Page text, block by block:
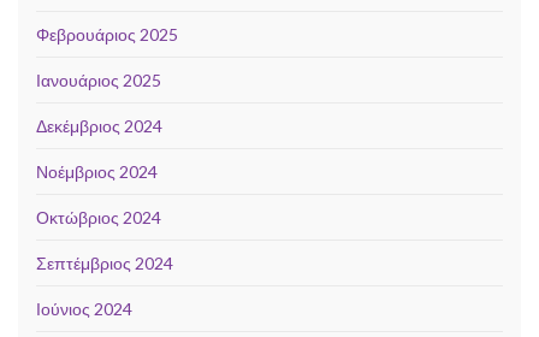
Φεβρουάριος 2025
Ιανουάριος 2025
Δεκέμβριος 2024
Νοέμβριος 2024
Οκτώβριος 2024
Σεπτέμβριος 2024
Ιούνιος 2024